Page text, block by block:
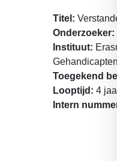
Titel:
Onderzoeker:
Instituut:
Gehandicapten
Toegekend
Looptijd: 4
Intern